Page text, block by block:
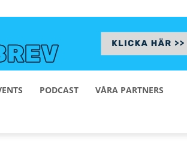
PODCAST VÅRA PARTNERS